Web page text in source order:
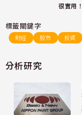
很實用！
標籤關鍵字
財經 股市 投資
分析研究